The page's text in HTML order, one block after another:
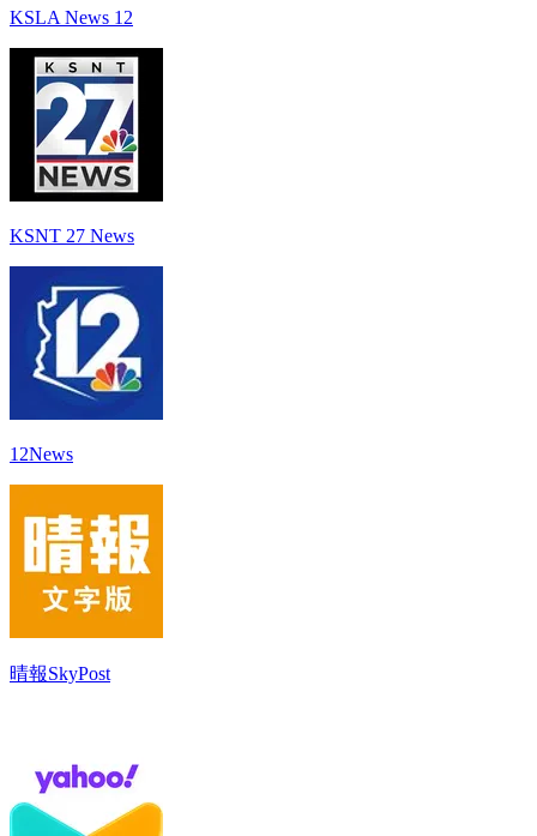
KSLA News 12
KSNT 27 News
12News
晴報SkyPost